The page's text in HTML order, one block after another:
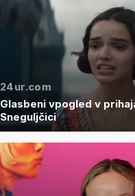
24ur.com
Glasbeni vpogled v
Sneguljčici